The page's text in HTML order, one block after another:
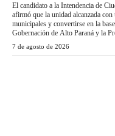
El candidato a la Intendencia de
afirmó que la unidad alcanzada
municipales y convertirse en la
Gobernación de Alto Paraná y la
7 de agosto de 2026